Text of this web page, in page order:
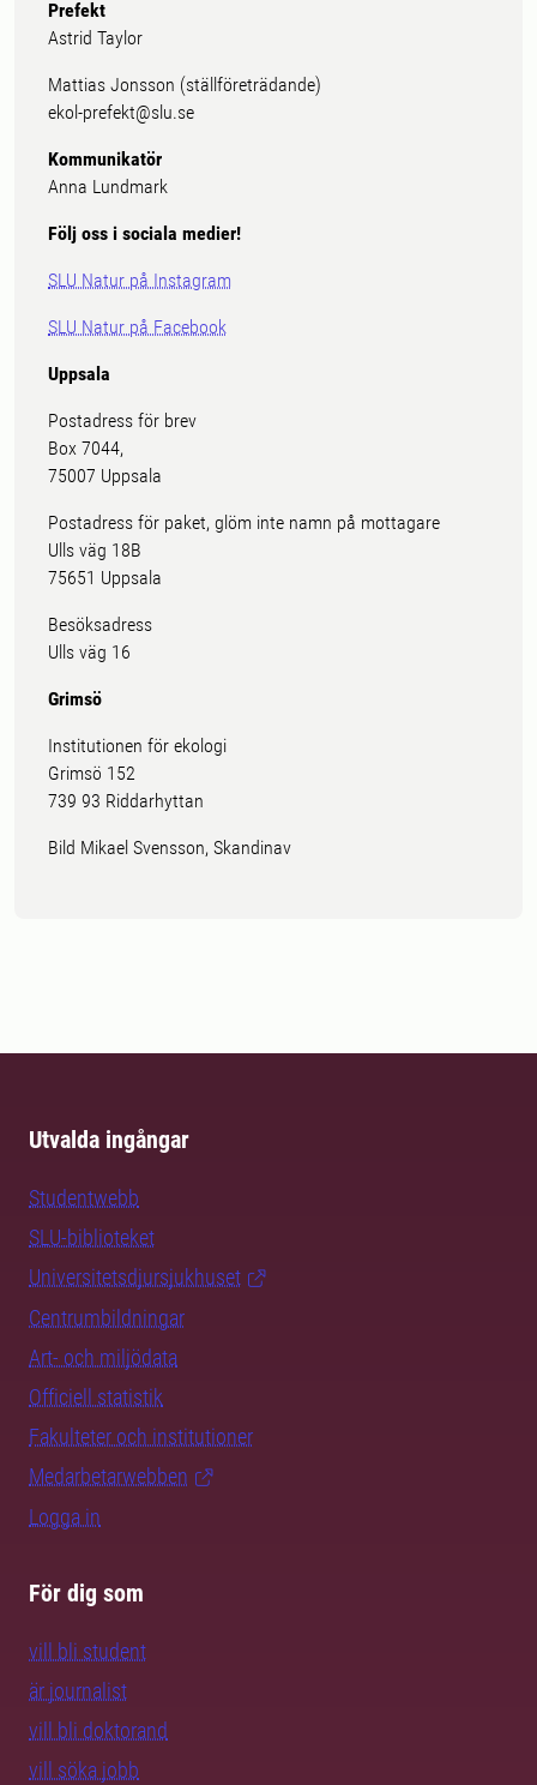
Prefekt
Astrid Taylor
Mattias Jonsson (ställföreträdande)
ekol-prefekt@slu.se
Kommunikatör
Anna Lundmark
Följ oss i sociala medier!
SLU Natur på Instagram
SLU Natur på Facebook
Uppsala
Postadress för brev
Box 7044,
75007 Uppsala
Postadress för paket, glöm inte namn på mottagare
Ulls väg 18B
75651 Uppsala
Besöksadress
Ulls väg 16
Grimsö
Institutionen för ekologi
Grimsö 152
739 93 Riddarhyttan
Bild Mikael Svensson, Skandinav
Utvalda ingångar
Studentwebb
SLU-biblioteket
Universitetsdjursjukhuset
Centrumbildningar
Art- och miljödata
Officiell statistik
Fakulteter och institutioner
Medarbetarwebben
Logga in
För dig som
vill bli student
är journalist
vill bli doktorand
vill söka jobb